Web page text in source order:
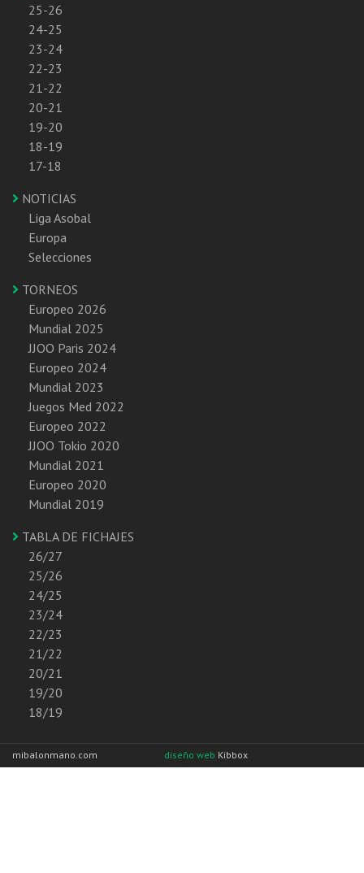
25-26
24-25
23-24
22-23
21-22
20-21
19-20
18-19
17-18
NOTICIAS
Liga Asobal
Europa
Selecciones
TORNEOS
Europeo 2026
Mundial 2025
JJOO Paris 2024
Europeo 2024
Mundial 2023
Juegos Med 2022
Europeo 2022
JJOO Tokio 2020
Mundial 2021
Europeo 2020
Mundial 2019
TABLA DE FICHAJES
26/27
25/26
24/25
23/24
22/23
21/22
20/21
19/20
18/19
mibalonmano.com diseño web Kibbox